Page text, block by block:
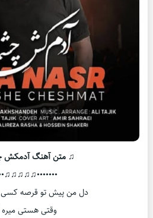
♫ متن آهنگ
دل من پیش تو قرصه کسی
وقتی هستی